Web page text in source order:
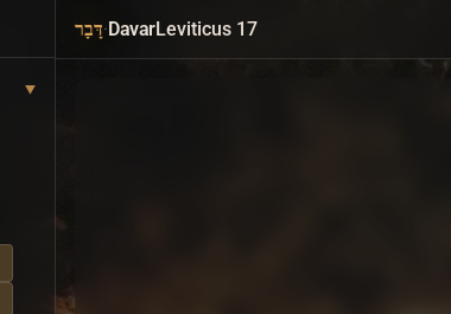
דָּבָר·DavarLeviticus 17